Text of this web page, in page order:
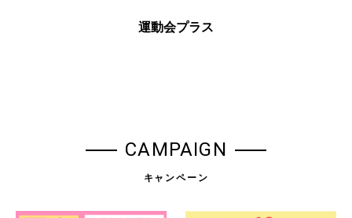
運動会プラス
CAMPAIGN
キャンペーン